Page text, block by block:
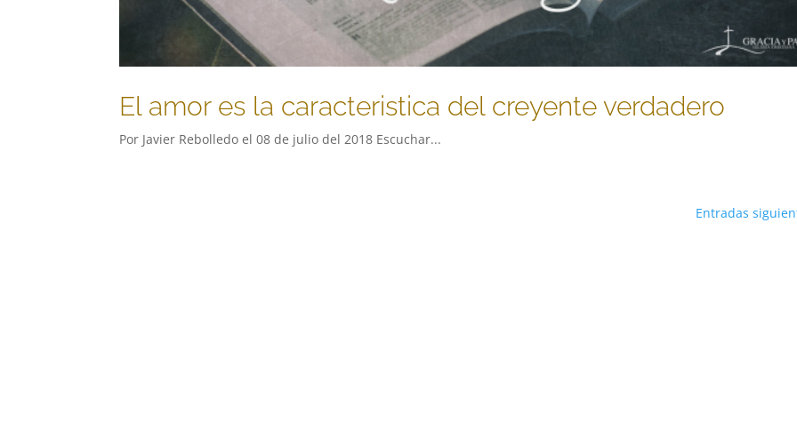
El amor es la caracteristica del creyente verdadero
Por Javier Rebolledo el 08 de julio del 2018 Escuchar...
Entradas